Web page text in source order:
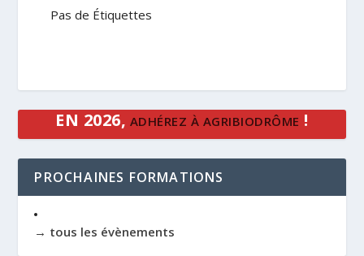
Pas de Étiquettes
EN 2026, ADHÉREZ À AGRIBIODRÔME !
PROCHAINES FORMATIONS
→ tous les évènements